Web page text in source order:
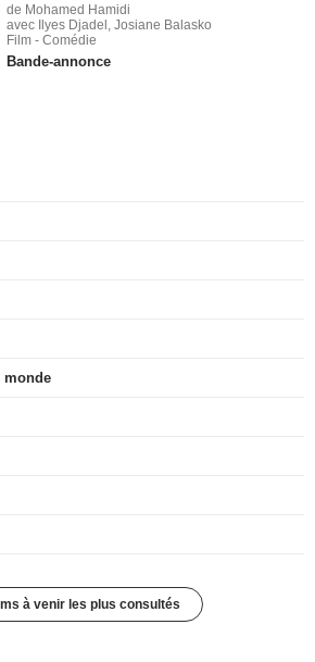
de Mohamed Hamidi
avec Ilyes Djadel, Josiane Balasko
Film - Comédie
Bande-annonce
monde
à venir les plus consultés